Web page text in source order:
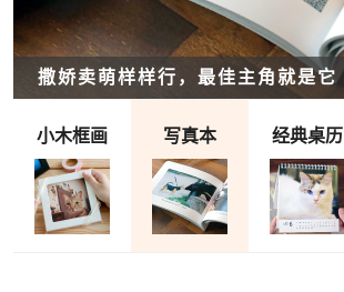
撒娇卖萌样样行，最佳主角就是它
小木框画 写真本 经典桌历